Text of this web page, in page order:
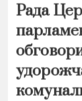
Рада